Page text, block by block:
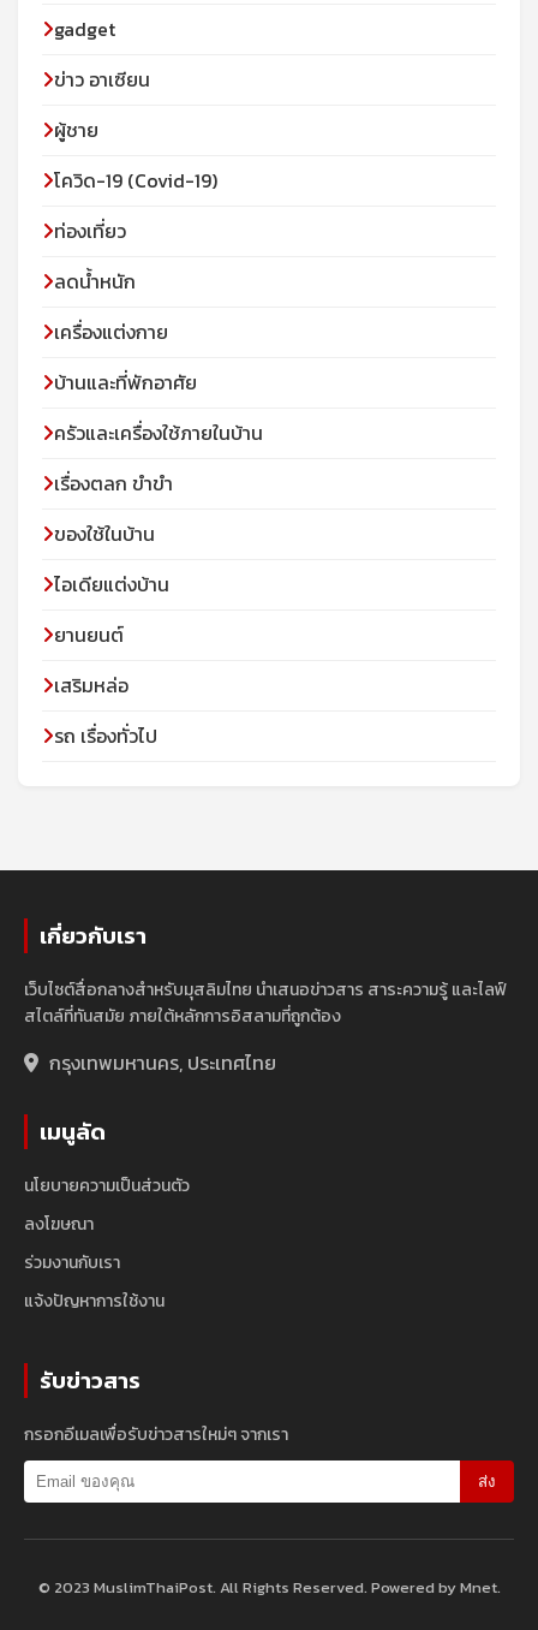
gadget
ข่าว อาเซียน
ผู้ชาย
โควิด-19 (Covid-19)
ท่องเที่ยว
ลดน้ำหนัก
เครื่องแต่งกาย
บ้านและที่พักอาศัย
ครัวและเครื่องใช้ภายในบ้าน
เรื่องตลก ขำขำ
ของใช้ในบ้าน
ไอเดียแต่งบ้าน
ยานยนต์
เสริมหล่อ
รถ เรื่องทั่วไป
เกี่ยวกับเรา
เว็บไซต์สื่อกลางสำหรับมุสลิมไทย นำเสนอข่าวสาร สาระความรู้ และไลฟ์
สไตล์ที่ทันสมัย ภายใต้หลักการอิสลามที่ถูกต้อง
กรุงเทพมหานคร, ประเทศไทย
เมนูลัด
นโยบายความเป็นส่วนตัว
ลงโฆษณา
ร่วมงานกับเรา
แจ้งปัญหาการใช้งาน
รับข่าวสาร
กรอกอีเมลเพื่อรับข่าวสารใหม่ๆ จากเรา
ส่ง
© 2023 MuslimThaiPost. All Rights Reserved. Powered by Mnet.